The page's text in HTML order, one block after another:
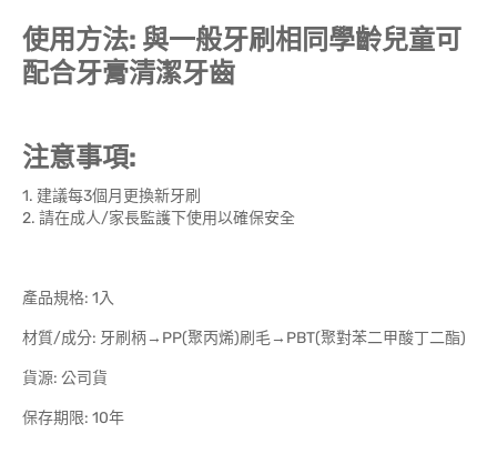
使用方法: 與一般牙刷相同學齡兒童可
配合牙膏清潔牙齒
注意事項:
1. 建議每3個月更換新牙刷
2. 請在成人/家長監護下使用以確保安全
產品規格: 1入
材質/成分: 牙刷柄→PP(聚丙烯)刷毛→PBT(聚對苯二甲酸丁二酯)
貨源: 公司貨
保存期限: 10年